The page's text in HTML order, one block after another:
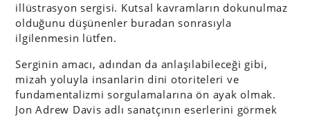
illüstrasyon sergisi. Kutsal kavramların dokunulmaz
olduğunu düşünenler buradan sonrasıyla
ilgilenmesin lütfen.
Serginin amacı, adından da anlaşılabileceği gibi,
mizah yoluyla insanlarin dini otoriteleri ve
fundamentalizmi sorgulamalarına ön ayak olmak.
Jon Adrew Davis adlı sanatçının eserlerini görmek